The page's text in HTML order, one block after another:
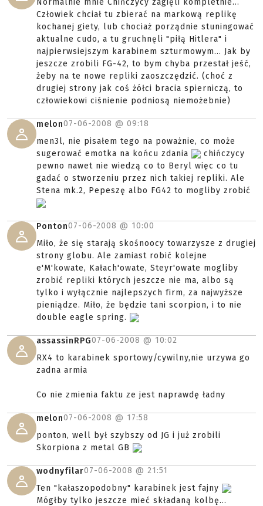
Normalnie mnie Chińczycy zagięli kompletnie...
Człowiek chciał tu zbierać na markową replikę
kochanej giety, lub chociaż porządnie stuningować
aktualne cudo, a tu gruchnęli "piłą Hitlera" i
najpierwsiejszym karabinem szturmowym... Jak by
jeszcze zrobili FG-42, to bym chyba przestał jeść,
żeby na te nowe repliki zaoszczędzić. (choć z
drugiej strony jak coś żółci bracia spierniczą, to
człowiekowi ciśnienie podniosą niemożebnie)
melon07-06-2008 @ 09:18
men3l, nie pisałem tego na poważnie, co może
sugerować emotka na końcu zdania
chińczycy
pewno nawet nie wiedzą co to Beryl więc co tu
gadać o stworzeniu przez nich takiej repliki. Ale
Stena mk.2, Pepeszę albo FG42 to mogliby zrobić
Ponton07-06-2008 @ 10:00
Miło, że się starają skośnoocy towarzysze z drugiej
strony globu. Ale zamiast robić kolejne
e'M'kowate, Kałach'owate, Steyr'owate mogliby
zrobić repliki których jeszcze nie ma, albo są
tylko i wyłącznie najlepszych firm, za najwyższe
pieniądze. Miło, że będzie tani scorpion, i to nie
double eagle spring.
assassinRPG07-06-2008 @ 10:02
RX4 to karabinek sportowy/cywilny,nie urzywa go
zadna armia
Co nie zmienia faktu ze jest naprawdę ładny
melon07-06-2008 @ 17:58
ponton, well był szybszy od JG i już zrobili
Skorpiona z metal GB
wodnyfilar07-06-2008 @ 21:51
Ten "kałaszopodobny" karabinek jest fajny
Mógłby tylko jeszcze mieć składaną kolbę...